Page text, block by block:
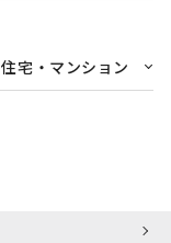
住宅・マンション